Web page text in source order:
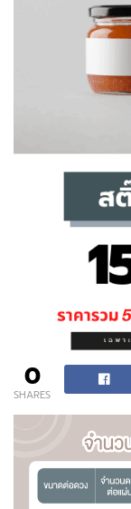
0
SHARES